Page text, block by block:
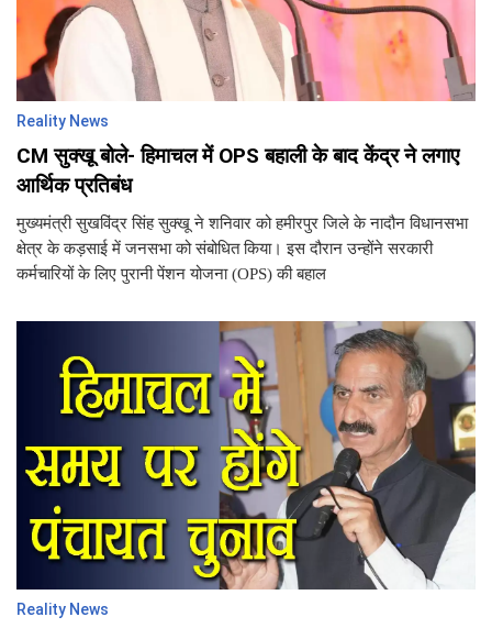
Reality News
CM सुक्खू बोले- हिमाचल में OPS बहाली के बाद केंद्र ने लगाए
आर्थिक प्रतिबंध
मुख्यमंत्री सुखविंद्र सिंह सुक्खू ने शनिवार को हमीरपुर जिले के नादौन विधानसभा
क्षेत्र के कड़साई में जनसभा को संबोधित किया। इस दौरान उन्होंने सरकारी
कर्मचारियों के लिए पुरानी पेंशन योजना (OPS) की बहाल
Reality News